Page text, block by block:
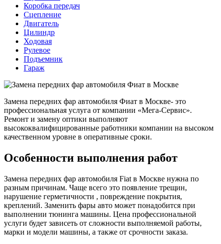
Коробка передач
Сцепление
Двигатель
Цилиндр
Ходовая
Рулевое
Подъемник
Гараж
Замена передних фар автомобиля Фиат в Москве- это
профессиональная услуга от компании «Мега-Сервис».
Ремонт и замену оптики выполняют
высококвалифицированные работники компании на высоком
качественном уровне в оперативные сроки.
Особенности выполнения работ
Замена передних фар автомобиля Fiat в Москве нужна по
разным причинам. Чаще всего это появление трещин,
нарушение герметичности , повреждение покрытия,
креплений. Заменить фары авто может понадобится при
выполнении тюнинга машины. Цена профессиональной
услуги будет зависеть от сложности выполняемой работы,
марки и модели машины, а также от срочности заказа.